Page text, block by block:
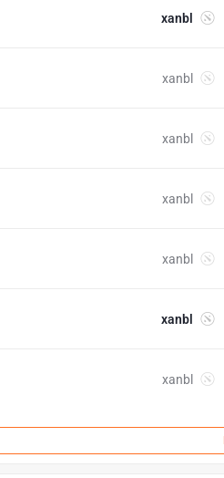
xanbl
xanbl
xanbl
xanbl
xanbl
xanbl
xanbl